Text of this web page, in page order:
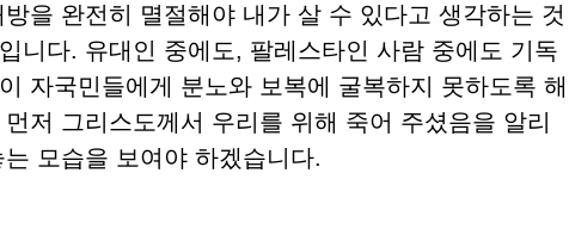
을 완전히 멸절해야 내가 살 수 있다고 생각하는 것
니다. 유대인 중에도, 팔레스타인 사람 중에도 기독
자국민들에게 분노와 보복에 굴복하지 못하도록 해
저 그리스도께서 우리를 위해 죽어 주셨음을 알리
모습을 보여야 하겠습니다.